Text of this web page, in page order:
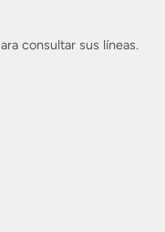
consultar sus líneas.